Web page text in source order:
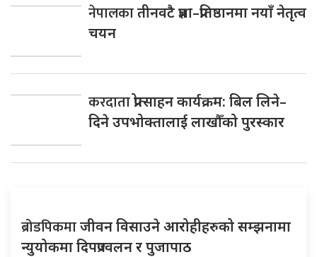
नेपालकातीनवटै प्रज्ञा–प्रतिष्ठानमा नयाँ नेतृत्व
चयन
करदाताप्रोत्साहन कार्यक्रम: बिल लिने–
दिने उपभोक्तालाई लाखौँको पुरस्कार
ब्रोडपिकमाजीवन विसाउने आरोहीहरुको सम्झनामा
न्युयोकमा दिपप्रज्वलन र पुजापाठ